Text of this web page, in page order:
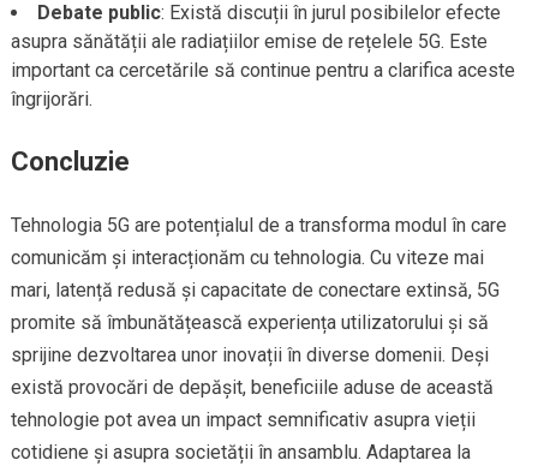
Debate public: Există discuții în jurul posibilelor efecte
asupra sănătății ale radiațiilor emise de rețelele 5G. Este
important ca cercetările să continue pentru a clarifica aceste
îngrijorări.
Concluzie
Tehnologia 5G are potențialul de a transforma modul în care
comunicăm și interacționăm cu tehnologia. Cu viteze mai
mari, latență redusă și capacitate de conectare extinsă, 5G
promite să îmbunătățească experiența utilizatorului și să
sprijine dezvoltarea unor inovații în diverse domenii. Deși
există provocări de depășit, beneficiile aduse de această
tehnologie pot avea un impact semnificativ asupra vieții
cotidiene și asupra societății în ansamblu. Adaptarea la